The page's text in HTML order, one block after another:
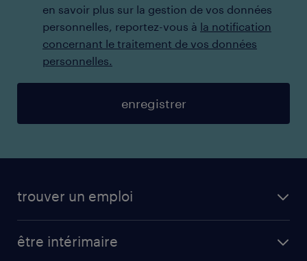
en savoir plus sur la gestion de vos données
personnelles, reportez-vous à la notification
concernant le traitement de vos données
personnelles.
enregistrer
trouver un emploi
être intérimaire